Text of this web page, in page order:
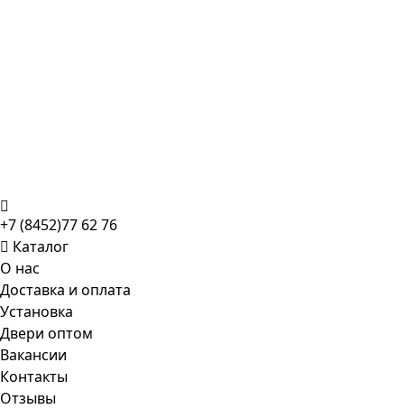
+7 (8452)77 62 76
Каталог
О нас
Доставка и оплата
Установка
Двери оптом
Вакансии
Контакты
Отзывы